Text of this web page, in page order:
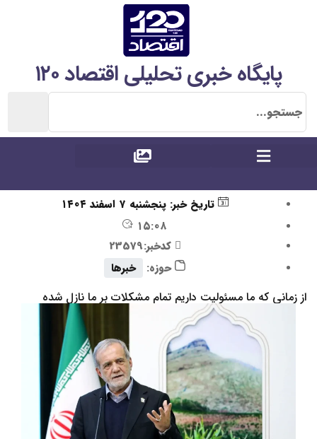
پایگاه خبری تحلیلی اقتصاد ۱۲۰
تاریخ خبر:پنجشنبه ۷ اسفند ۱۴۰۴
۱۵:۰۸
کدخبر:23579
حوزه:
خبرها
از زمانی که ما مسئولیت داریم تمام مشکلات بر ما نازل شده